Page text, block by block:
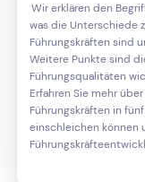
Wir erklären den
was die Unterschiede
Führungskräften sind
Weitere Punkte sind
Führungsqualitäten
Erfahren Sie mehr
Führungskräften in
einschleichen können